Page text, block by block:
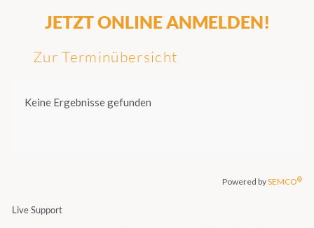
JETZT ONLINE ANMELDEN!
Zur Terminübersicht
Live Support